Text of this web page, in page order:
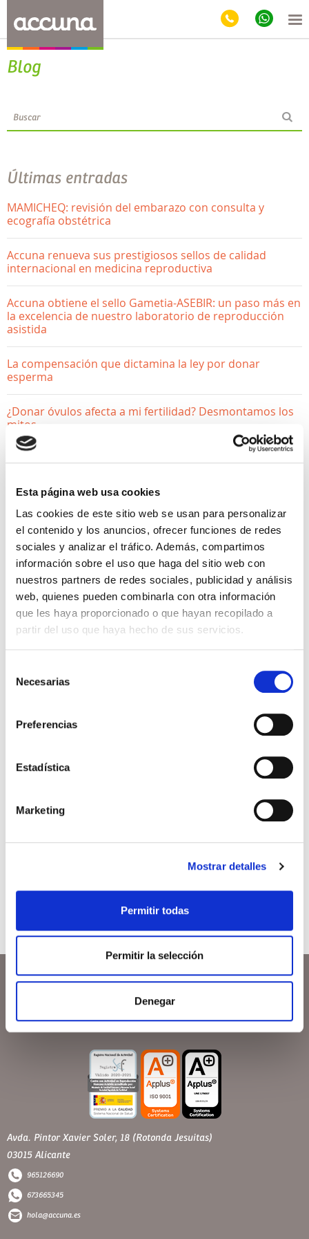
Esta página web usa cookies
Las cookies de este sitio web se usan para personalizar
el contenido y los anuncios, ofrecer funciones de redes
sociales y analizar el tráfico. Además, compartimos
información sobre el uso que haga del sitio web con
nuestros partners de redes sociales, publicidad y análisis
web, quienes pueden combinarla con otra información
que les haya proporcionado o que hayan recopilado a
partir del uso que haya hecho de sus servicios.
Necesarias
Preferencias
Estadística
Marketing
Mostrar detalles
Permitir todas
Permitir la selección
Denegar
Blog
Últimas entradas
MAMICHEQ: revisión del embarazo con consulta y
ecografía obstétrica
Accuna renueva sus prestigiosos sellos de calidad
internacional en medicina reproductiva
Accuna obtiene el sello Gametia-ASEBIR: un paso más en
la excelencia de nuestro laboratorio de reproducción
asistida
La compensación que dictamina la ley por donar
esperma
¿Donar óvulos afecta a mi fertilidad? Desmontamos los
mitos
Mejora tu fertilidad con
Desde Accuna hemos preparado esta guía para
proceso de gestación, para cuidar de […]
Avda. Pintor Xavier Soler, 18 (Rotonda Jesuitas)
03015 Alicante
965126690
673665345
hola@accuna.es